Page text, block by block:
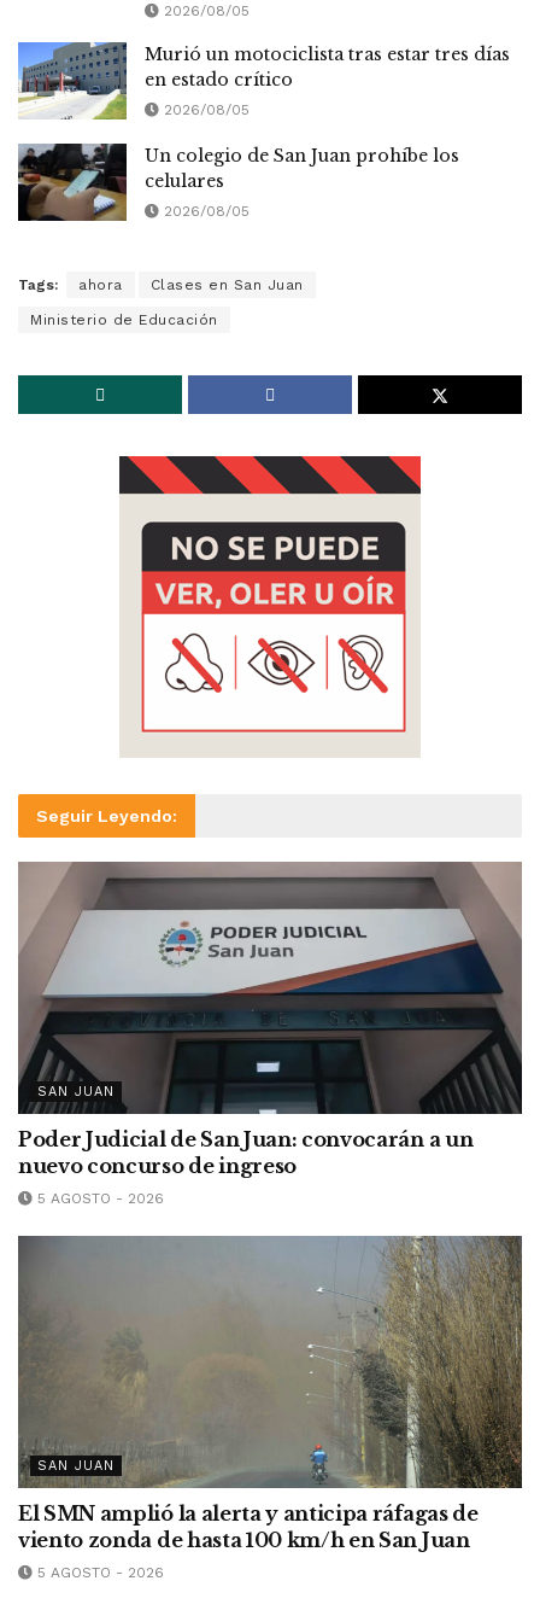
2026/08/05
Murió un motociclista tras estar tres días
en estado crítico
2026/08/05
Un colegio de San Juan prohíbe los
celulares
2026/08/05
Tags: ahora Clases en San Juan
Ministerio de Educación
Seguir Leyendo:
SAN JUAN
Poder Judicial de San Juan: convocarán a un
nuevo concurso de ingreso
5 AGOSTO - 2026
SAN JUAN
El SMN amplió la alerta y anticipa ráfagas de
viento zonda de hasta 100 km/h en San Juan
5 AGOSTO - 2026